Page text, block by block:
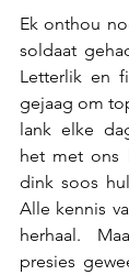
Ek onthou
soldaat
Letterlik en
gejaag om
lank elke
het met ons
dink soos
Alle kennis
herhaal.
presies